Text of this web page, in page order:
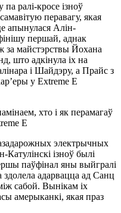
ралі-кросе ізноў
перавагу, якая
апынулася Алін-
першай, аднак
за майстэрствы Йохана
што адкінула іх на
і Шайдэру, а Прайс з
у Extreme E
электрычных
ізноў былі
паўфінал яны выйгралі
здолела адарвацца ад Санц
сабой. Вынікам іх
амерыканкі, якая праз